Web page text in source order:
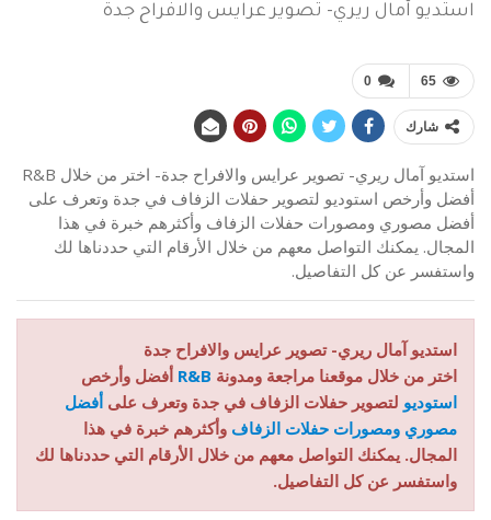
استديو آمال ريري- تصوير عرايس والافراح جدة
0 65
شارك
استديو آمال ريري- تصوير عرايس والافراح جدة- اختر من خلال R&B
أفضل وأرخص استوديو لتصوير حفلات الزفاف في جدة وتعرف على
أفضل مصوري ومصورات حفلات الزفاف وأكثرهم خبرة في هذا
المجال. يمكنك التواصل معهم من خلال الأرقام التي حددناها لك
واستفسر عن كل التفاصيل.
استديو آمال ريري- تصوير عرايس والافراح جدة
اختر من خلال موقعنا مراجعة ومدونة R&B أفضل وأرخص
استوديو لتصوير حفلات الزفاف في جدة وتعرف على أفضل
مصوري ومصورات حفلات الزفاف وأكثرهم خبرة في هذا
المجال. يمكنك التواصل معهم من خلال الأرقام التي حددناها لك
واستفسر عن كل التفاصيل.